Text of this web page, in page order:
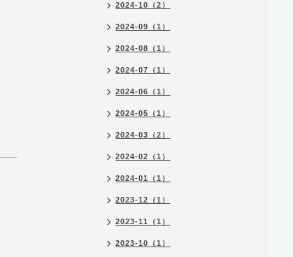
2024-10（2）
2024-09（1）
2024-08（1）
2024-07（1）
2024-06（1）
2024-05（1）
2024-03（2）
2024-02（1）
2024-01（1）
2023-12（1）
2023-11（1）
2023-10（1）